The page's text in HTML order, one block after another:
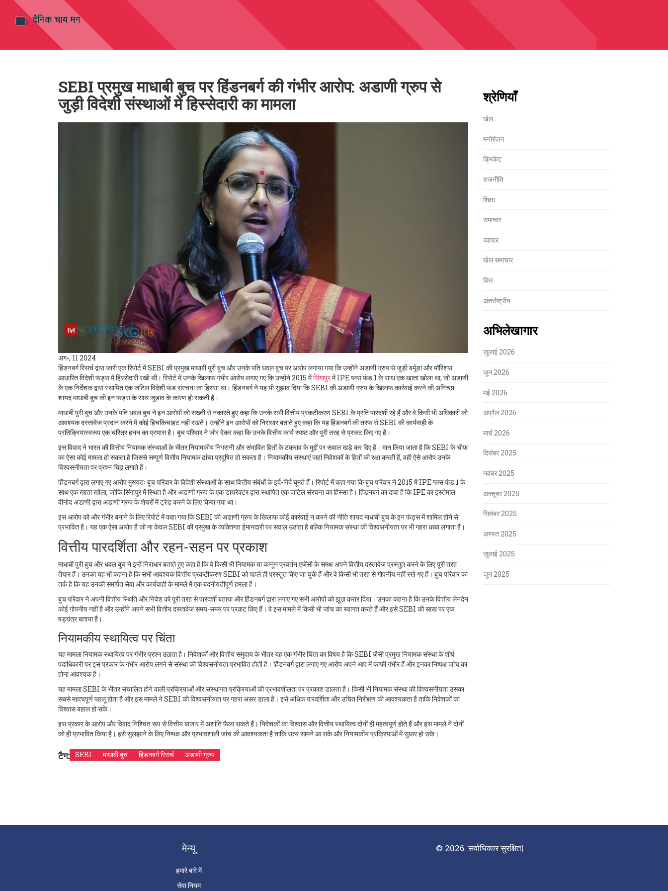
SEBI प्रमुख माधाबी बुच पर हिंडनबर्ग की गंभीर आरोप: अडाणी ग्रुप से
जुड़ी विदेशी संस्थाओं में हिस्सेदारी का मामला
अग॰, 11 2024
हिंडनबर्ग रिसर्च द्वारा जारी एक रिपोर्ट में SEBI की प्रमुख माधाबी पुरी बुच और उनके पति धवल बुच पर आरोप लगाया गया कि उन्होंने अडाणी ग्रुप से जुड़ी बर्मूडा और मॉरिशस
आधारित विदेशी फंड्स में हिस्सेदारी रखी थी। रिपोर्ट में उनके खिलाफ गंभीर आरोप लगाए गए कि उन्होंने 2015 मेंसिंगापुरमें IPE प्लस फंड 1 के साथ एक खाता खोला था, जो अडाणी
के एक निर्देशक द्वारा स्थापित एक जटिल विदेशी फंड संरचना का हिस्सा था। हिंडनबर्ग ने यह भी सुझाव दिया कि SEBI की अडाणी ग्रुप के खिलाफ कार्रवाई करने की अनिच्छा
शायद माधाबी बुच की इन फंड्स के साथ जुड़ाव के कारण हो सकती है।
माधाबी पुरी बुच और उनके पति धवल बुच ने इन आरोपों को सख्ती से नकारते हुए कहा कि उनके सभी वित्तीय प्रकटीकरण SEBI के प्रति पारदर्शी रहे हैं और वे किसी भी अधिकारी को
आवश्यक दस्तावेज प्रदान करने में कोई हिचकिचाहट नहीं रखते। उन्होंने इन आरोपों को निराधार बताते हुए कहा कि यह हिंडनबर्ग की तरफ से SEBI की कार्यवाही के
प्रतिक्रियास्वरूप एक चरित्र हनन का प्रयास है। बुच परिवार ने जोर देकर कहा कि उनके वित्तीय कार्य स्पष्ट और पूरी तरह से प्रकट किए गए हैं।
इस विवाद ने भारत की वित्तीय नियामक संस्थाओं के भीतर नियामकीय निगरानी और संभावित हितों के टकराव के मुद्दों पर सवाल खड़े कर दिए हैं। मान लिया जाता है कि SEBI के चीफ
का ऐसा कोई मामला हो सकता है जिससे सम्पूर्ण वित्तीय नियामक ढांचा प्रदूषित हो सकता है। नियामकीय संस्थाएं जहां निवेशकों के हितों की रक्षा करती हैं, वही ऐसे आरोप उनके
विश्वसनीयता पर प्रश्न चिह्न लगाते हैं।
हिंडनबर्ग द्वारा लगाए गए आरोप मुख्यतः बुच परिवार के विदेशी संस्थाओं के साथ वित्तीय संबंधों के इर्द-गिर्द घूमते हैं। रिपोर्ट में कहा गया कि बुच परिवार ने 2015 में IPE प्लस फंड 1 के
साथ एक खाता खोला, जोकि सिंगापुर में स्थित है और अडाणी ग्रुप के एक डायरेक्टर द्वारा स्थापित एक जटिल संरचना का हिस्सा है। हिंडनबर्ग का दावा है कि IPE का इस्तेमाल
वीनोद अडाणी द्वारा अडाणी ग्रुप के शेयरों में ट्रेड करने के लिए किया गया था।
इस आरोप को और गंभीर बनाने के लिए रिपोर्ट में कहा गया कि SEBI की अडाणी ग्रुप के खिलाफ कोई कार्रवाई न करने की नीति शायद माधाबी बुच के इन फंड्स में शामिल होने से
प्रभावित है। यह एक ऐसा आरोप है जो ना केवल SEBI की प्रमुख के व्यक्तिगत ईमानदारी पर सवाल उठाता है बल्कि नियामक संस्था की विश्वसनीयता पर भी गहरा धब्बा लगाता है।
वित्तीय पारदर्शिता और रहन-सहन पर प्रकाश
माधाबी पुरी बुच और धवल बुच ने इन्हें निराधार बताते हुए कहा है कि वे किसी भी नियामक या कानून प्रवर्तन एजेंसी के समक्ष अपने वित्तीय दस्तावेज प्रस्तुत करने के लिए पूरी तरह
तैयार हैं। उनका यह भी कहना है कि सभी आवश्यक वित्तीय प्रकटीकरण SEBI को पहले ही प्रस्तुत किए जा चुके हैं और वे किसी भी तरह से गोपनीय नहीं रखे गए हैं। बुच परिवार का
तर्क है कि यह उनकी समर्पित सेवा और कार्यवाही के मामले में एक बदनीयतीपूर्ण हमला है।
बुच परिवार ने अपनी वित्तीय स्थिति और निवेश को पूरी तरह से पारदर्शी बताया और हिंडनबर्ग द्वारा लगाए गए सभी आरोपों को झूठा करार दिया। उनका कहना है कि उनके वित्तीय लेनदेन
कोई गोपनीय नहीं है और उन्होंने अपने सभी वित्तीय दस्तावेज समय-समय पर प्रकट किए हैं। वे इस मामले में किसी भी जांच का स्वागत करते हैं और इसे SEBI की साख पर एक
षड्यंत्र बताया है।
नियामकीय स्थायित्व पर चिंता
यह मामला नियामक स्थायित्व पर गंभीर प्रश्न उठाता है। निवेशकों और वित्तीय समुदाय के भीतर यह एक गंभीर चिंता का विषय है कि SEBI जैसी प्रमुख नियामक संस्था के शीर्ष
पदाधिकारी पर इस प्रकार के गंभीर आरोप लगने से संस्था की विश्वसनीयता प्रभावित होती है। हिंडनबर्ग द्वारा लगाए गए आरोप अपने आप में काफी गंभीर हैं और इनका निष्पक्ष जांच का
होना आवश्यक है।
यह मामला SEBI के भीतर संचालित होने वाली प्रक्रियाओं और संस्थागत प्रक्रियाओं की प्रभावशीलता पर प्रकाश डालता है। किसी भी नियामक संस्था की विश्वसनीयता उसका
सबसे महत्वपूर्ण पहलू होता है और इस मामले ने SEBI की विश्वसनीयता पर गहरा असर डाला है। इसे अधिक पारदर्शिता और उचित निरीक्षण की आवश्यकता है ताकि निवेशकों का
विश्वास बहाल हो सके।
इस प्रकार के आरोप और विवाद निश्चित रूप से वित्तीय बाजार में अशांति फैला सकते हैं। निवेशकों का विश्वास और वित्तीय स्थायित्व दोनों ही महत्वपूर्ण होते हैं और इस मामले ने दोनों
को ही प्रभावित किया है। इसे सुलझाने के लिए निष्पक्ष और प्रभावशाली जांच की आवश्यकता है ताकि सत्य सामने आ सके और नियामकीय प्रक्रियाओं में सुधार हो सके।
टैग: SEBI माधाबी बुच हिंडनबर्ग रिसर्च अडाणी ग्रुप
श्रेणियाँ
खेल
मनोरंजन
क्रिकेट
राजनीति
शिक्षा
समाचार
व्यापार
खेल समाचार
वित्त
अंतर्राष्ट्रीय
अभिलेखागार
जुलाई 2026
जून 2026
मई 2026
अप्रैल 2026
मार्च 2026
दिसंबर 2025
नवंबर 2025
अक्तूबर 2025
सितंबर 2025
अगस्त 2025
जुलाई 2025
जून 2025
मेन्यू
हमारे बारे में
सेवा नियम
© 2026. सर्वाधिकार सुरक्षित|